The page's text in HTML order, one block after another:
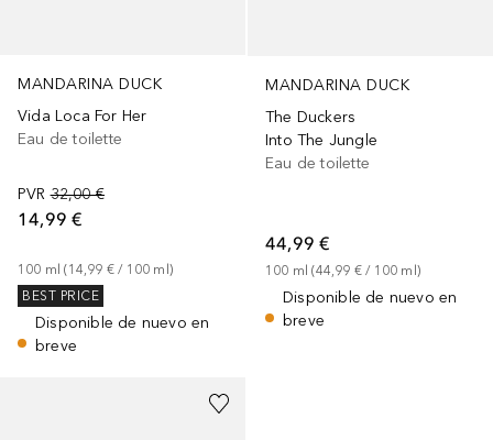
MANDARINA DUCK
Vida Loca For Her
Eau de toilette
PVR 32,00 €
14,99 €
100 ml (14,99 € / 100 ml )
BEST PRICE
Disponible de nuevo en
breve
MANDARINA DUCK
The Duckers
Into The Jungle
Eau de toilette
44,99 €
100 ml (44,99 € / 100 ml)
Disponible de nuevo en
breve